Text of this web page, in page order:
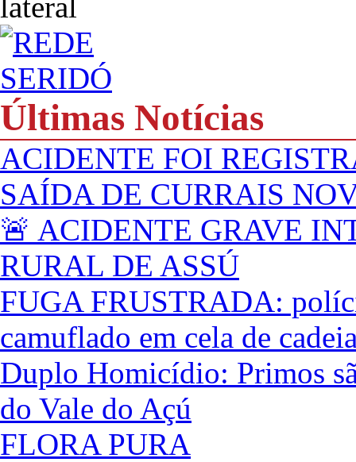
Últimas Notícias
ACIDENTE FOI
SAÍDA DE CURRAIS
🚨 ACIDENTE GRAVE
RURAL DE ASSÚ
FUGA FRUSTRADA:
camuflado em cela de
Duplo Homicídio: Primos
do Vale do Açú
FLORA PURA